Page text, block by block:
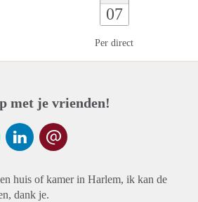
07
Per direct
met je vrienden!
huis of kamer in Harlem, ik kan de
dank je.